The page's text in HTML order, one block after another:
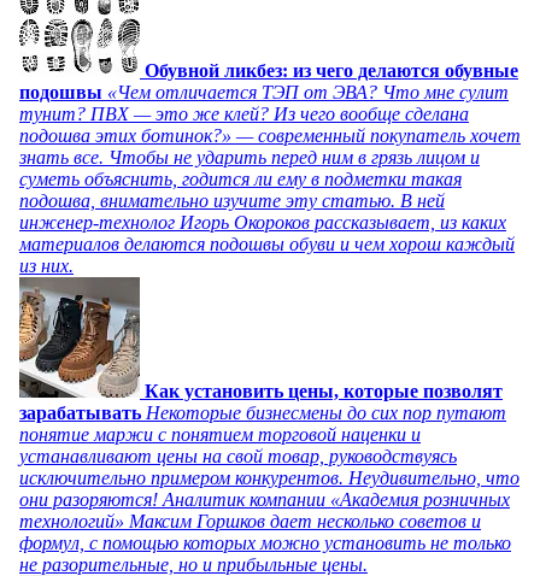
Обувной ликбез: из чего делаются обувные
подошвы «Чем отличается ТЭП от ЭВА? Что мне сулит
тунит? ПВХ — это же клей? Из чего вообще сделана
подошва этих ботинок?» — современный покупатель хочет
знать все. Чтобы не ударить перед ним в грязь лицом и
суметь объяснить, годится ли ему в подметки такая
подошва, внимательно изучите эту статью. В ней
инженер-технолог Игорь Окороков рассказывает, из каких
материалов делаются подошвы обуви и чем хорош каждый
из них.
Как установить цены, которые позволят
зарабатывать Некоторые бизнесмены до сих пор путают
понятие маржи с понятием торговой наценки и
устанавливают цены на свой товар, руководствуясь
исключительно примером конкурентов. Неудивительно, что
они разоряются! Аналитик компании «Академия розничных
технологий» Максим Горшков дает несколько советов и
формул, с помощью которых можно установить не только
не разорительные, но и прибыльные цены.